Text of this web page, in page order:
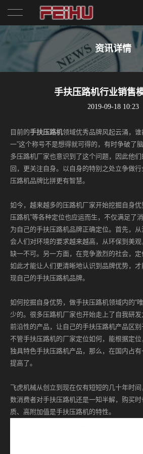
资讯详情
手扶压路机行业销售
2019-09-18 10:23
目前的手扶压路机领域优秀品牌风起云涌，
一”这个称号不是想得就可得的，有时争破了
多压路机厂家也意识到了这个问题，因此他
回，更关注自身。以自身的特别之处立争做
压路机品牌比拼更有智慧。
如今，越来越多的压路机厂家开始挖掘自身优
压路机”等各种定位也应运而生，不仅满足了
为自己的手扶压路机品牌正确定位。首先，
会人们对环境的要求越来越高，从环保到美观
缺一不可。另一方面，在竞争激烈的社会，定
如此才能让人们更清晰地认识到品牌优势，
现自己的手扶压路机品牌。
如何挖掘自身优势，做手扶压路机领域内的“
少的。很多压路机厂家也开始走上了自我研
前沿性的产品，让自己的手扶压路机产品区别
不管手扶压路机的厂家定位如何，能根据定
独具特色手扶压路机产品，那么，在国内占
提高了。
飞虎机械从创立到现在仅有短短的几十年时
数消费者对手扶压路机还是一知半解，购买
质、高附加值是手扶压路机的特性。
关于我们
产品展示
新闻资讯
联系我们